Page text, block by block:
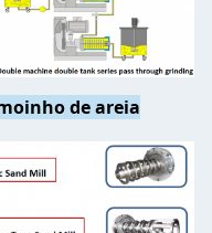
de areia